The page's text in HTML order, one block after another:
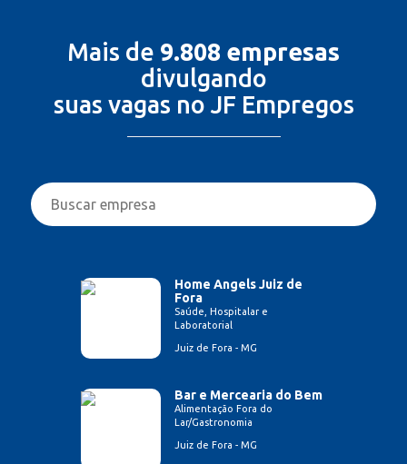
Mais de 9.808 empresas
divulgando
suas vagas no JF Empregos
Home Angels Juiz de
Fora
Saúde, Hospitalar e
Laboratorial
Juiz de Fora - MG
Bar e Mercearia do Bem
Alimentação Fora do
Lar/Gastronomia
Juiz de Fora - MG